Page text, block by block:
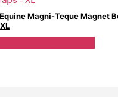
Magni-Teque Magnet